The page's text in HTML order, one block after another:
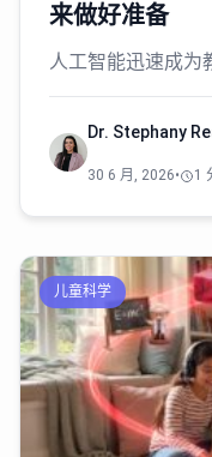
来做好准备
人工智能迅速成为
Dr. Stephany
30 6 月, 2026• 1
儿童科学